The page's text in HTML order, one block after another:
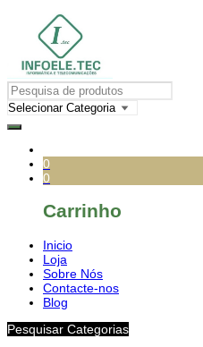
0
0
Carrinho
Inicio
Loja
Sobre Nós
Contacte-nos
Blog
Pesquisar Categorias